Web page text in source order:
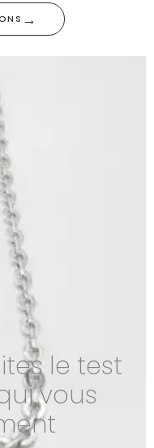
→
le test
vous